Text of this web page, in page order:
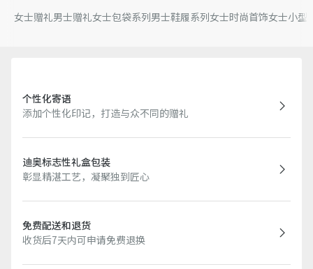
女士赠礼男士赠礼女士包袋系列男士鞋履系列女士时尚首饰女士小型
个性化寄语
添加个性化印记，打造与众不同的赠礼
迪奥标志性礼盒包装
彰显精湛工艺，凝聚独到匠心
免费配送和退货
收货后7天内可申请免费退换